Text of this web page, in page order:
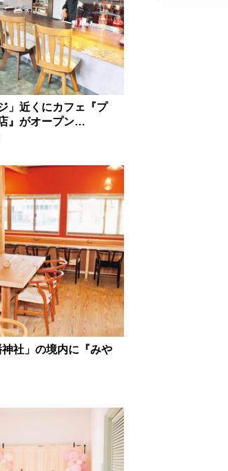
公園
」近くにカフェ『プ
』がオープン…
社」の境内に『みや